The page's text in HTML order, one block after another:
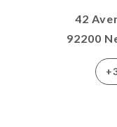
42
92200